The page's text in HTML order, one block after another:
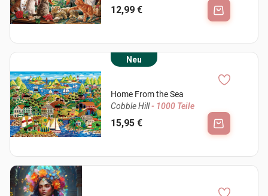
12,99 €
Neu
Home From the Sea
Cobble Hill- 1000 Teile
15,95 €